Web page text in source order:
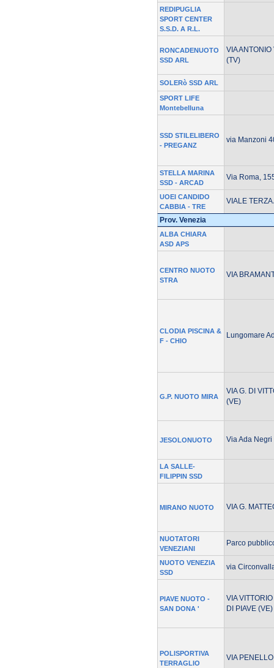
REDIPUGLIA
SPORT CENTER
S.S.D. A R.L.
RONCADENUOTO
SSD ARL
VIA
(TV)
SOLERò SSD ARL
SPORT LIFE
Montebelluna
SSD STILELIBERO
- PREGANZ
via Manzoni
STELLA MARINA
SSD - ARCAD
Via Roma,
UOEI CANDIDO
CABBIA - TRE
VIALE
Prov. Venezia
ALBA CHIARA
ASD APS
CENTRO NUOTO
STRA
VIA
CLODIA PISCINA &
F - CHIO
Lungomare
G.P. NUOTO MIRA
VIA G. DI
(VE)
JESOLONUOTO Via Ada
LA SALLE-
FILIPPIN SSD
MIRANO NUOTO VIA G.
NUOTATORI
VENEZIANI
Parco
NUOTO VENEZIA
SSD
via
PIAVE NUOTO -
SAN DONA '
VIA
DI PIAVE (VE)
POLISPORTIVA
TERRAGLIO
VIA